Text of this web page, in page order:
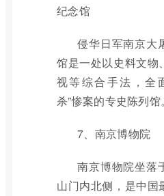
纪念馆
侵华日军南京大
馆是一处以史料文物
视等综合手法，全
杀”惨案的专史陈列馆。
7、南京博物院
南京博物院坐落
山门内北侧，是中国